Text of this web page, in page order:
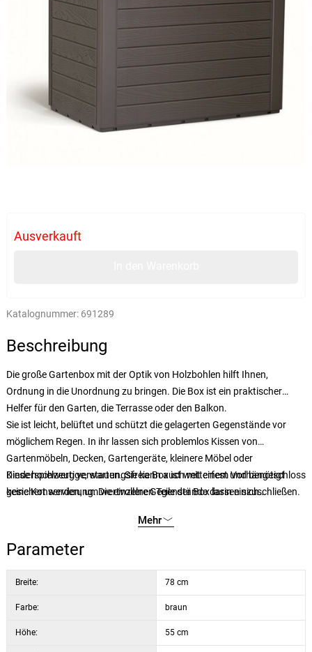
Ausverkauft
Katalognummer: 691289
Beschreibung
Die große Gartenbox mit der Optik von Holzbohlen hilft Ihnen,
Ordnung in die Unordnung zu bringen. Die Box ist ein praktischer
Helfer für den Garten, die Terrasse oder den Balkon.
Sie ist leicht, belüftet und schützt die gelagerten Gegenstände vor
möglichem Regen. In ihr lassen sich problemlos Kissen von
Gartenmöbeln, Decken, Gartengeräte, kleinere Möbel oder
Kinderspielzeug verstauen. Sie kann auch mit einem Vorhängeschloss
gesichert werden, um wertvollere Gegenstände darin einzuschließen.
Diese hochwertige, wartungsfreie Box ist wetterfest und benötigt
keine Konservierung. Die einzelnen Teile der Box lassen sich
Mehr
Parameter
Breite: 78 cm
Farbe: braun
Höhe: 55 cm